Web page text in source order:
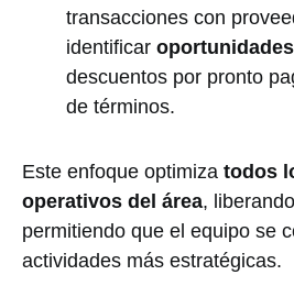
transacciones con
identificar
descuentos por pronto
de términos.
Este enfoque optimiza todos
operativos del área,
permitiendo que el equipo se
actividades más estratégicas.